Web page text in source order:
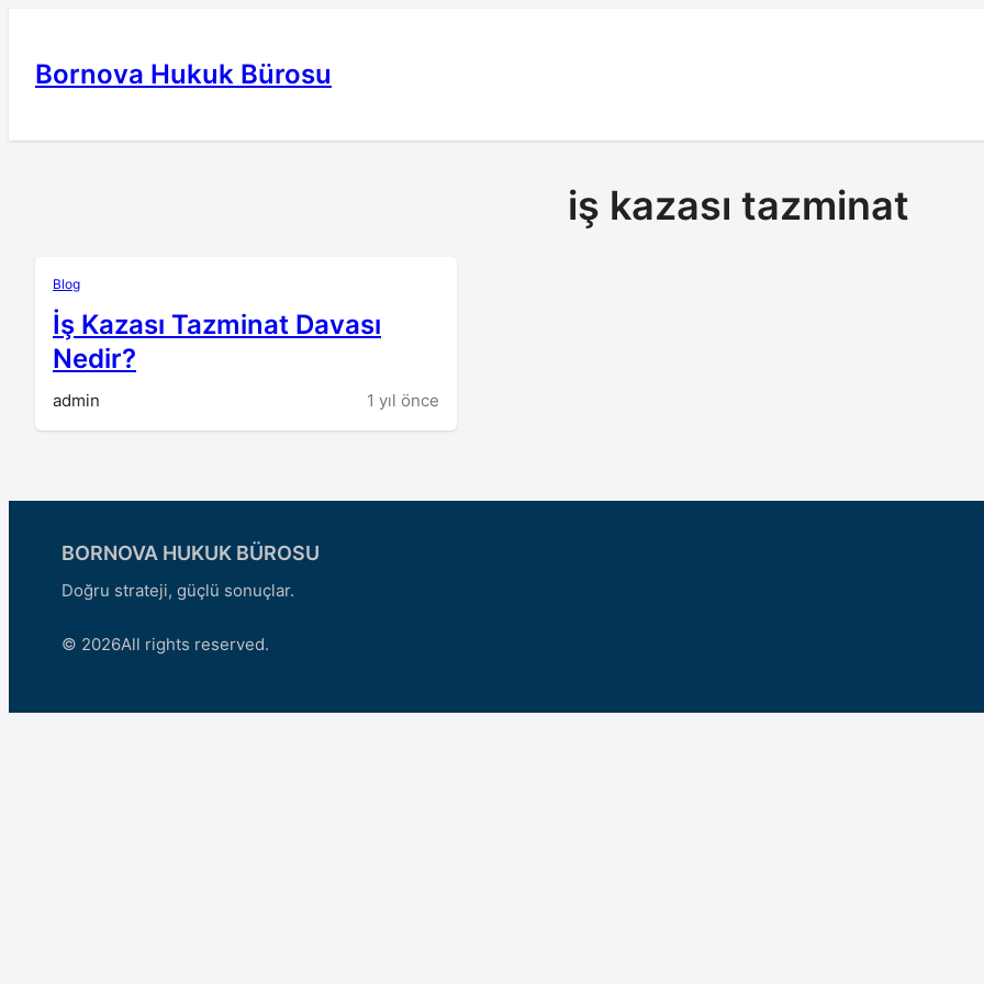
Bornova Hukuk Bürosu
iş kazası tazminat
Blog
İş Kazası Tazminat Davası
Nedir?
admin 1 yıl önce
BORNOVA HUKUK BÜROSU
Doğru strateji, güçlü sonuçlar.
© 2026All rights reserved.